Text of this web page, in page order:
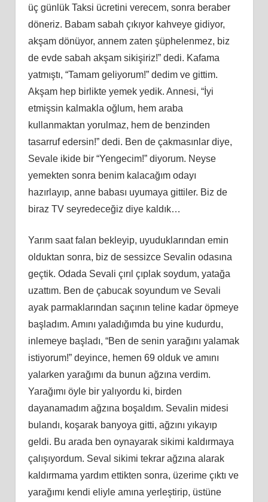
üç günlük Taksi ücretini verecem, sonra beraber
döneriz. Babam sabah çıkıyor kahveye gidiyor,
akşam dönüyor, annem zaten şüphelenmez, biz
de evde sabah akşam sikişiriz!” dedi. Kafama
yatmıştı, “Tamam geliyorum!” dedim ve gittim.
Akşam hep birlikte yemek yedik. Annesi, “İyi
etmişsin kalmakla oğlum, hem araba
kullanmaktan yorulmaz, hem de benzinden
tasarruf edersin!” dedi. Ben de çakmasınlar diye,
Sevale ikide bir “Yengecim!” diyorum. Neyse
yemekten sonra benim kalacağım odayı
hazırlayıp, anne babası uyumaya gittiler. Biz de
biraz TV seyredeceğiz diye kaldık…
Yarım saat falan bekleyip, uyuduklarından emin
olduktan sonra, biz de sessizce Sevalin odasına
geçtik. Odada Sevali çırıl çıplak soydum, yatağa
uzattım. Ben de çabucak soyundum ve Sevali
ayak parmaklarından saçının teline kadar öpmeye
başladım. Amını yaladığımda bu yine kudurdu,
inlemeye başladı, “Ben de senin yarağını yalamak
istiyorum!” deyince, hemen 69 olduk ve amını
yalarken yarağımı da bunun ağzına verdim.
Yarağımı öyle bir yalıyordu ki, birden
dayanamadım ağzına boşaldım. Sevalin midesi
bulandı, koşarak banyoya gitti, ağzını yıkayıp
geldi. Bu arada ben oynayarak sikimi kaldırmaya
çalışıyordum. Seval sikimi tekrar ağzına alarak
kaldırmama yardım ettikten sonra, üzerime çıktı ve
yarağımı kendi eliyle amına yerleştirip, üstüne